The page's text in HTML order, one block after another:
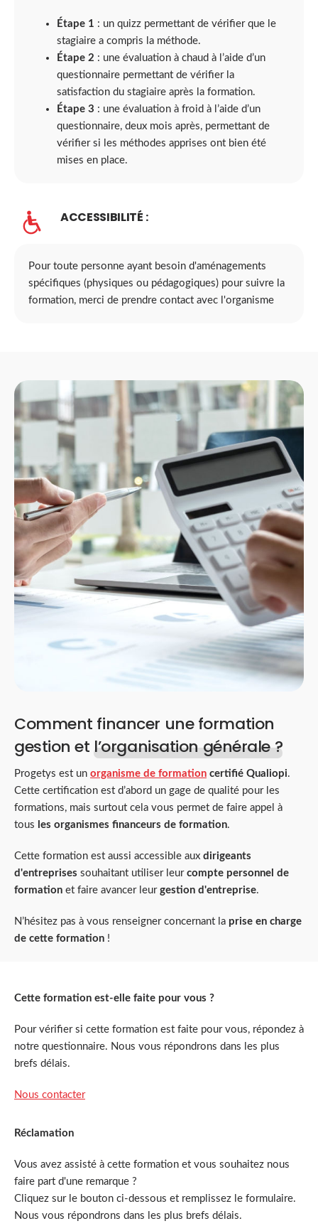
Étape 1 : un quizz permettant de vérifier que le
stagiaire a compris la méthode.
Étape 2 : une évaluation à chaud à l’aide d’un
questionnaire permettant de vérifier la
satisfaction du stagiaire après la formation.
Étape 3 : une évaluation à froid à l’aide d’un
questionnaire, deux mois après, permettant de
vérifier si les méthodes apprises ont bien été
mises en place.
ACCESSIBILITÉ :
Pour toute personne ayant besoin d'aménagements
spécifiques (physiques ou pédagogiques) pour suivre la
formation, merci de prendre contact avec l'organisme
Comment financer une formation
gestion etl’organisation générale ?
Progetys est un organisme de formation certifié Qualiopi.
Cette certification est d’abord un gage de qualité pour les
formations, mais surtout cela vous permet de faire appel à
tous les organismes financeurs de formation.
Cette formation est aussi accessible aux dirigeants
d'entreprises souhaitant utiliser leur compte personnel de
formation et faire avancer leur gestion d'entreprise.
N’hésitez pas à vous renseigner concernant la prise en charge
de cette formation !
Cette formation est-elle faite pour vous ?
Pour vérifier si cette formation est faite pour vous, répondez à
notre questionnaire. Nous vous répondrons dans les plus
brefs délais.
Nous contacter
Réclamation
Vous avez assisté à cette formation et vous souhaitez nous
faire part d'une remarque ?
Cliquez sur le bouton ci-dessous et remplissez le formulaire.
Nous vous répondrons dans les plus brefs délais.